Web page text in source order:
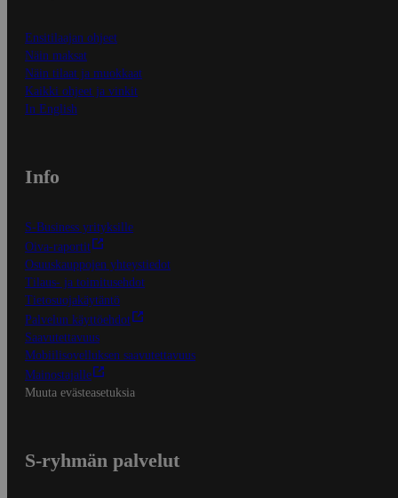
Ensitilaajan ohjeet
Näin maksat
Näin tilaat ja muokkaat
Kaikki ohjeet ja vinkit
In English
Info
S-Business yrityksille
Oiva-raportit
Osuuskauppojen yhteystiedot
Tilaus- ja toimitusehdot
Tietosuojakäytäntö
Palvelun käyttöehdot
Saavutettavuus
Mobiilisovelluksen saavutettavuus
Mainostajalle
Muuta evästeasetuksia
S-ryhmän palvelut